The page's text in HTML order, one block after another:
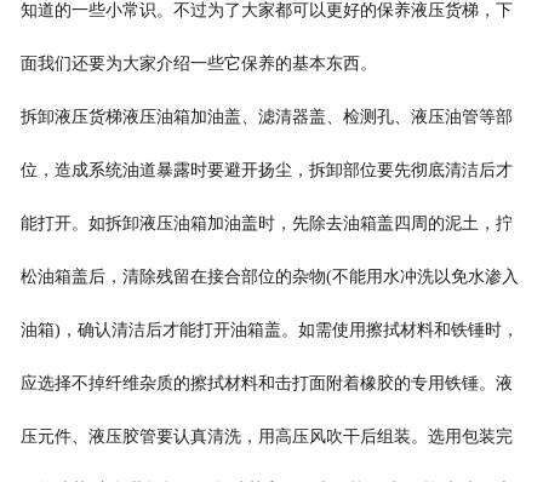
知道的一些小常识。不过为了大家都可以更好的保养液压货梯，下
面我们还要为大家介绍一些它保养的基本东西。
拆卸液压货梯液压油箱加油盖、滤清器盖、检测孔、液压油管等部
位，造成系统油道暴露时要避开扬尘，拆卸部位要先彻底清洁后才
能打开。如拆卸液压油箱加油盖时，先除去油箱盖四周的泥土，拧
松油箱盖后，清除残留在接合部位的杂物(不能用水冲洗以免水渗入
油箱)，确认清洁后才能打开油箱盖。如需使用擦拭材料和铁锤时，
应选择不掉纤维杂质的擦拭材料和击打面附着橡胶的专用铁锤。液
压元件、液压胶管要认真清洗，用高压风吹干后组装。选用包装完